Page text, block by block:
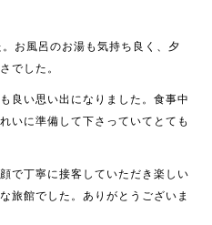
お風呂のお湯も気持ち良く、夕
でした。
良い思い出になりました。食事中
いに準備して下さっていてとても
で丁寧に接客していただき楽しい
旅館でした。ありがとうございま